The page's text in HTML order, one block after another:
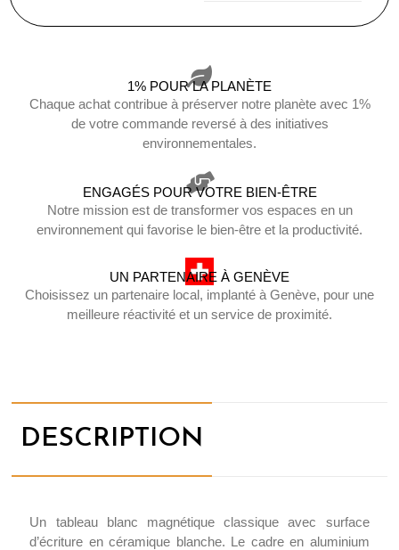
1% POUR LA PLANÈTE
Chaque achat contribue à préserver notre planète avec 1%
de votre commande reversé à des initiatives
environnementales.
ENGAGÉS POUR VOTRE BIEN-ÊTRE
Notre mission est de transformer vos espaces en un
environnement qui favorise le bien-être et la productivité.
UN PARTENAIRE À GENÈVE
Choisissez un partenaire local, implanté à Genève, pour une
meilleure réactivité et un service de proximité.
DESCRIPTION
Un tableau blanc magnétique classique avec surface
d’écriture en céramique blanche. Le cadre en aluminium